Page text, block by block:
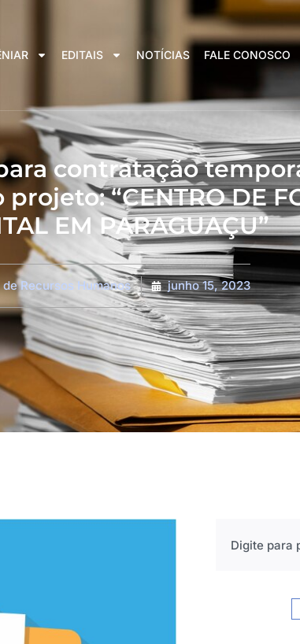
EDITAIS NOTÍCIAS FALE CONOSCO
contratação
“CENTRO DE
EM PARAGUAÇU”
de Recursos Humanos junho 15, 2023